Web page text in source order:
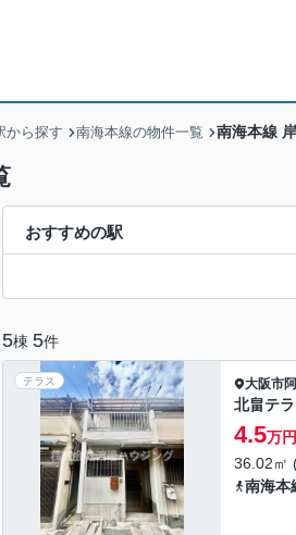
から探す 南海本線の物件一覧 南海本線
おすすめの駅
5棟 5件
テラス 大阪市
北畠テ
4.5万円
36.02㎡
南海本